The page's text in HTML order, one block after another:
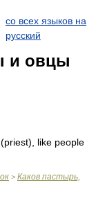
со всех языков на
русский
и овцы
like people
> Каков пастырь,